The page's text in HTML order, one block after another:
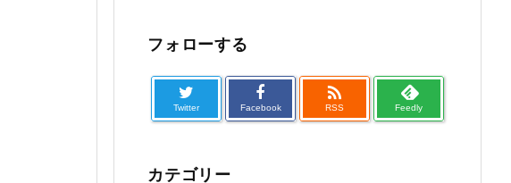
フォローする
Twitter Facebook

RSS Feedly
カテゴリー